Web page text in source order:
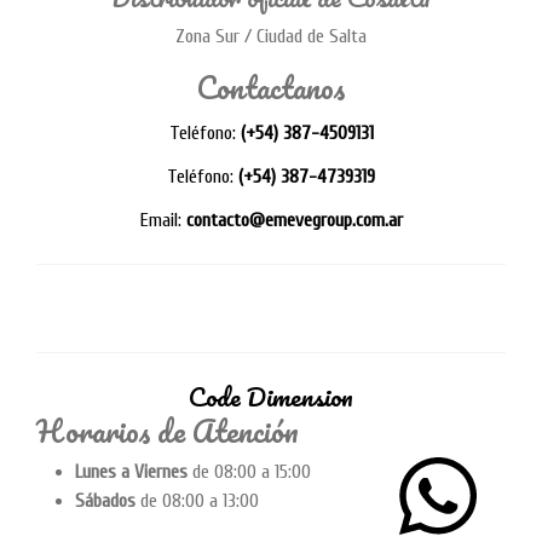
Zona Sur / Ciudad de Salta
Contactanos
Teléfono: (+54) 387-4509131
Teléfono: (+54) 387-4739319
Email: contacto@emevegroup.com.ar
Code Dimension
Horarios de Atención
Lunes a Viernes de 08:00 a 15:00
Sábados de 08:00 a 13:00